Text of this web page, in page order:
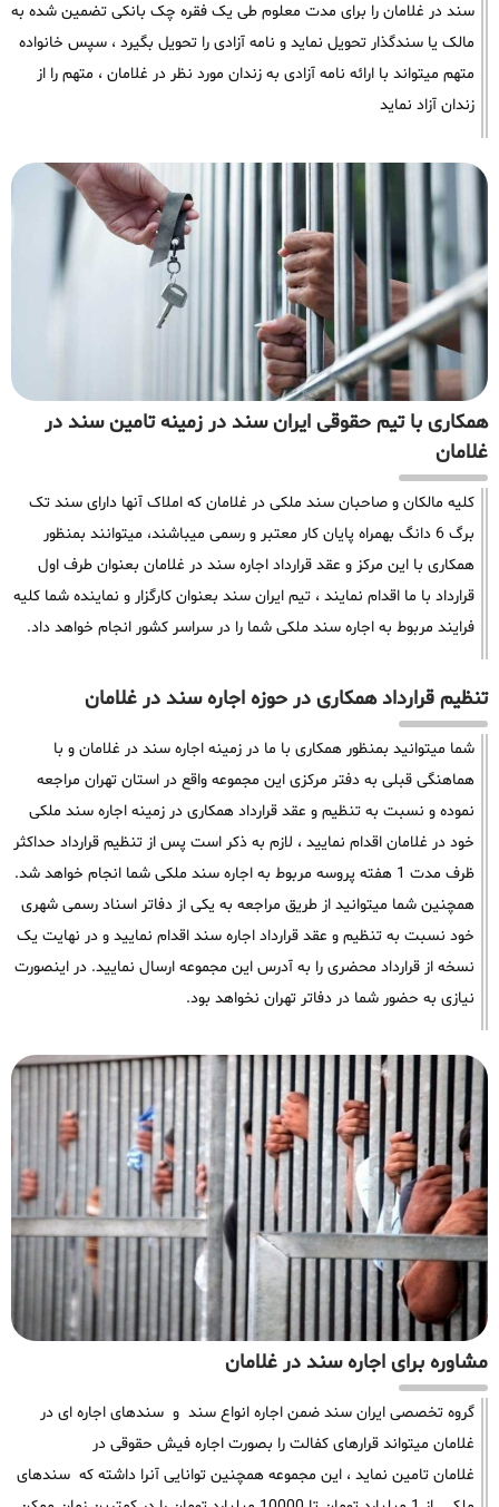
سند در غلامان را برای مدت معلوم طی یک فقره چک بانکی تضمین شده به
مالک یا سندگذار تحویل نماید و نامه آزادی را تحویل بگیرد ، سپس خانواده
متهم میتواند با ارائه نامه آزادی به زندان مورد نظر در غلامان ، متهم را از
زندان آزاد نماید
همکاری با تیم حقوقی ایران سند در زمینه تامین سند در
غلامان
کلیه مالکان و صاحبان سند ملکی در غلامان که املاک آنها دارای سند تک
برگ 6 دانگ بهمراه پایان کار معتبر و رسمی میباشند، میتوانند بمنظور
همکاری با این مرکز و عقد قرارداد اجاره سند در غلامان بعنوان طرف اول
قرارداد با ما اقدام نمایند ، تیم ایران سند بعنوان کارگزار و نماینده شما کلیه
فرایند مربوط به اجاره سند ملکی شما را در سراسر کشور انجام خواهد داد.
تنظیم قرارداد همکاری در حوزه اجاره سند در غلامان
شما میتوانید بمنظور همکاری با ما در زمینه اجاره سند در غلامان و با
هماهنگی قبلی به دفتر مرکزی این مجموعه واقع در استان تهران مراجعه
نموده و نسبت به تنظیم و عقد قرارداد همکاری در زمینه اجاره سند ملکی
خود در غلامان اقدام نمایید ، لازم به ذکر است پس از تنظیم قرارداد حداکثر
ظرف مدت 1 هفته پروسه مربوط به اجاره سند ملکی شما انجام خواهد شد.
همچنین شما میتوانید از طریق مراجعه به یکی از دفاتر اسناد رسمی شهری
خود نسبت به تنظیم و عقد قرارداد اجاره سند اقدام نمایید و در نهایت یک
نسخه از قرارداد محضری را به آدرس این مجموعه ارسال نمایید. در اینصورت
نیازی به حضور شما در دفاتر تهران نخواهد بود.
مشاوره برای اجاره سند در غلامان
گروه تخصصی ایران سند ضمن اجاره انواع سند و سندهای اجاره ای در
غلامان میتواند قرارهای کفالت را بصورت اجاره فیش حقوقی در
غلامان تامین نماید ، این مجموعه همچنین توانایی آنرا داشته که سندهای